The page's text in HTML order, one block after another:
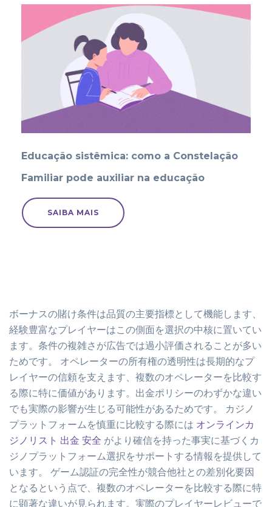
Educação sistêmica: como a Constelação
Familiar pode auxiliar na educação
SAIBA MAIS
ボーナスの賭け条件は品質の主要指標として機能します、
経験豊富なプレイヤーはこの側面を選択の中核に置いてい
ます。条件の複雑さが広告では過小評価されることが多い
ためです。 オペレーターの所有権の透明性は長期的なプ
レイヤーの信頼を支えます、複数のオペレーターを比較す
る際に特に価値があります。出金ポリシーのわずかな違い
でも実際の影響が生じる可能性があるためです。 カジノ
プラットフォームを慎重に比較する際には オンラインカ
ジノリスト 出金 安全 がより確信を持った事実に基づくカ
ジノプラットフォーム選択をサポートする情報を提供して
います。 ゲーム認証の完全性が競合他社との差別化要因
となるという点で、複数のオペレーターを比較する際に特
に顕著な違いが見られます。実際のプレイヤーレビューで